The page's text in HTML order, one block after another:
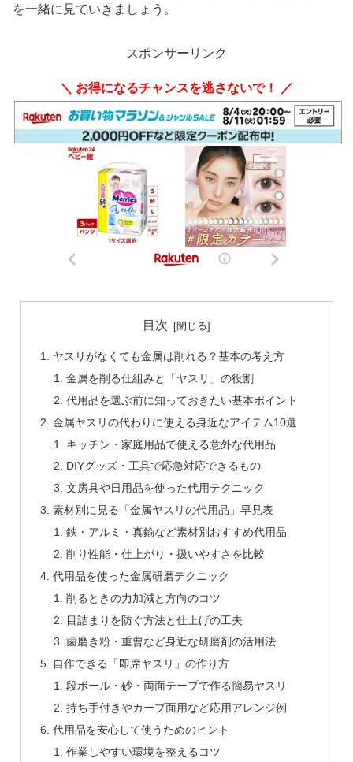
を一緒に見ていきましょう。
スポンサーリンク
＼ お得になるチャンスを逃さないで！ ／
目次
ヤスリがなくても金属は削れる？基本の考え方
金属を削る仕組みと「ヤスリ」の役割
代用品を選ぶ前に知っておきたい基本ポイント
金属ヤスリの代わりに使える身近なアイテム10選
キッチン・家庭用品で使える意外な代用品
DIYグッズ・工具で応急対応できるもの
文房具や日用品を使った代用テクニック
素材別に見る「金属ヤスリの代用品」早見表
鉄・アルミ・真鍮など素材別おすすめ代用品
削り性能・仕上がり・扱いやすさを比較
代用品を使った金属研磨テクニック
削るときの力加減と方向のコツ
目詰まりを防ぐ方法と仕上げの工夫
歯磨き粉・重曹など身近な研磨剤の活用法
自作できる「即席ヤスリ」の作り方
段ボール・砂・両面テープで作る簡易ヤスリ
持ち手付きやカーブ面用など応用アレンジ例
代用品を安心して使うためのヒント
作業しやすい環境を整えるコツ